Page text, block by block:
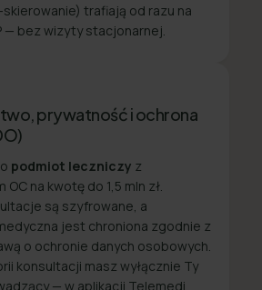
trafiają od razu na
— bez wizyty stacjonarnej.
prywatność i ochrona
podmiot leczniczy z
na kwotę do 1,5 mln zł.
są szyfrowane, a
jest chroniona zgodnie z
o ochronie danych osobowych.
konsultacji masz wyłącznie Ty
— w aplikacji Telemedi